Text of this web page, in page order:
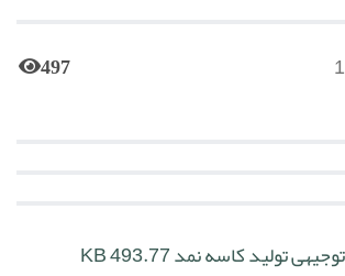
497
تولید کاسه نمد493.77 KB